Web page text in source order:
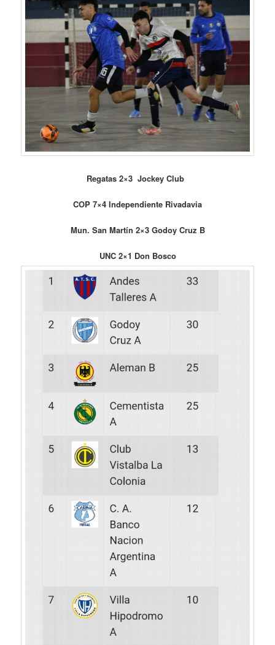
Regatas 2×3 Jockey Club
COP 7×4 Independiente Rivadavia
Mun. San Martín 2×3 Godoy Cruz B
UNC 2×1 Don Bosco